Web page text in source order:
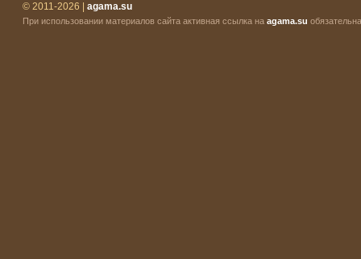
© 2011-2026 | agama.su
При использовании материалов сайта активная ссылка на agama.su